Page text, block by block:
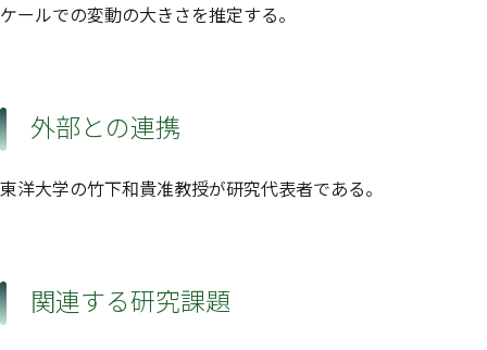
ケールでの変動の大きさを推定する。
外部との連携
東洋大学の竹下和貴准教授が研究代表者である。
関連する研究課題